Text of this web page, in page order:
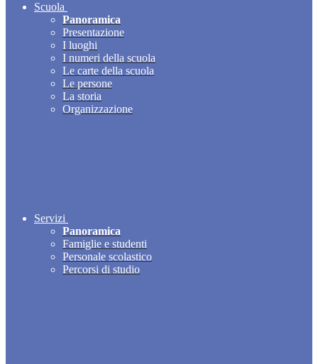
Scuola
Panoramica
Presentazione
I luoghi
I numeri della scuola
Le carte della scuola
Le persone
La storia
Organizzazione
Servizi
Panoramica
Famiglie e studenti
Personale scolastico
Percorsi di studio